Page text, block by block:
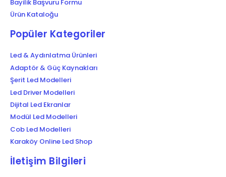
Bayilik Başvuru Formu
Ürün Kataloğu
Popüler Kategoriler
Led & Aydınlatma Ürünleri
Adaptör & Güç Kaynakları
Şerit Led Modelleri
Led Driver Modelleri
Dijital Led Ekranlar
Modül Led Modelleri
Cob Led Modelleri
Karaköy Online Led Shop
İletişim Bilgileri